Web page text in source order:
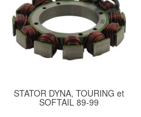
STATOR DYNA, TOURING et
SOFTAIL 89-99